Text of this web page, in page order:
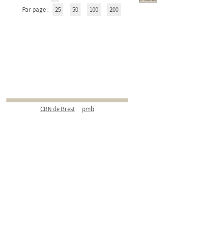
Par page :
25 50 100 200
CBN de Brest pmb